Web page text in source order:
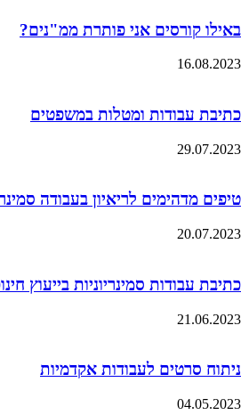
באילו קורסים אני פותרת ממ"נים?
16.08.2023
כתיבת עבודות ומטלות במשפטים
29.07.2023
טיפים מדהימים לריאיון בעבודה
20.07.2023
כתיבת עבודות סמינריוניות בייעוץ
21.06.2023
ניתוח סרטים לעבודות אקדמיות
04.05.2023